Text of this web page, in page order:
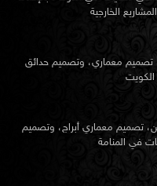
معماري، وتصميم حدائق
تصميم معماري أبراج، وتصميم